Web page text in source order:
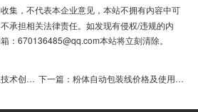
集，不代表本企业意见，本站不拥有内容中可
承担相关法律责任。如发现有侵权/违规的内
：670136485@qq.com本站将立刻清除。
生产效率 下一篇： 粉体自动包装线价格及使用效果如何